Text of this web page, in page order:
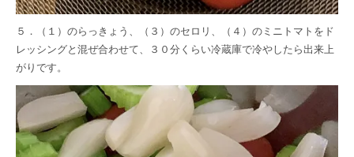
５．（１）のらっきょう、（３）のセロリ、（４）のミニトマトをド
レッシングと混ぜ合わせて、３０分くらい冷蔵庫で冷やしたら出来上
がりです。